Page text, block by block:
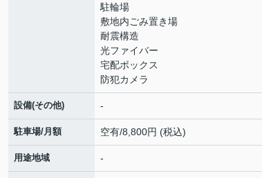
駐輪場
敷地内ごみ置き場
耐震構造
光ファイバー
宅配ボックス
防犯カメラ
設備(その他) -
駐車場/月額 空有/8,800円 (税込)
用途地域 -